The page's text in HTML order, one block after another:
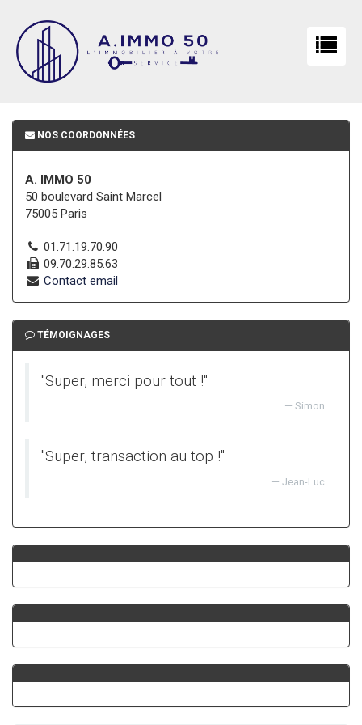
NOS COORDONNÉES
A. IMMO 50
50 boulevard Saint Marcel
75005 Paris
01.71.19.70.90
09.70.29.85.63
Contact email
TÉMOIGNAGES
"Super, merci pour tout !"
Simon
"Super, transaction au top !"
Jean-Luc